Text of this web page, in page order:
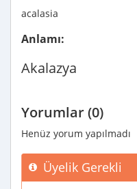
acalasia
Anlamı:
Akalazya
Yorumlar (0)
Henüz yorum yapılmadı
Üyelik Gerekli